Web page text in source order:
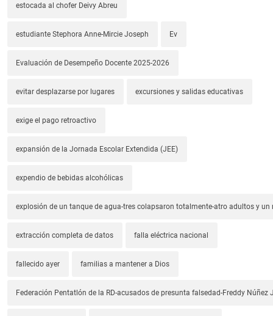
estocada al chofer Deivy Abreu
estudiante Stephora Anne-Mircie Joseph Ev
Evaluación de Desempeño Docente 2025-2026
evitar desplazarse por lugares excursiones y salidas educativas
exige el pago retroactivo
expansión de la Jornada Escolar Extendida (JEE)
expendio de bebidas alcohólicas
explosión de un tanque de agua-tres colapsaron totalmente-atro adultos y un
extracción completa de datos falla eléctrica nacional
fallecido ayer familias a mantener a Dios
Federación Pentatlón de la RD-acusados de presunta falsedad-Freddy Núñez